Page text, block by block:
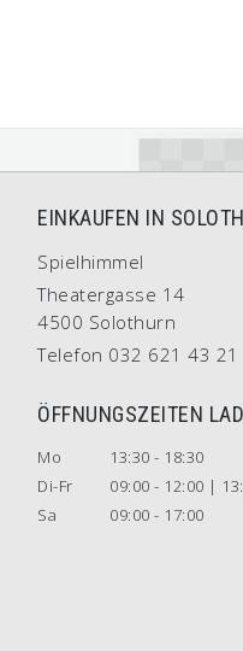
EINKAUFEN IN
Spielhimmel
Theatergasse 14
4500 Solothurn
Telefon 032 621 43 21
ÖFFNUNGSZEITEN
Mo
13:30 - 18:30
Di-Fr
09:00 - 12:00 |
Sa
09:00 - 17:00